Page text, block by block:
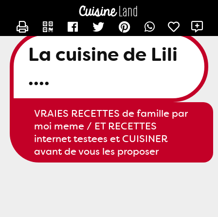
La cuisine de Lili
....
VRAIES RECETTES de famille par
moi meme / ET RECETTES
internet testees et CUISINER
avant de vous les proposer
CONTACTER SLILI34